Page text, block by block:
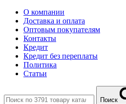
О компании
Доставка и оплата
Оптовым покупателям
Контакты
Кредит
Кредит без переплаты
Политика
Статьи
Поиск